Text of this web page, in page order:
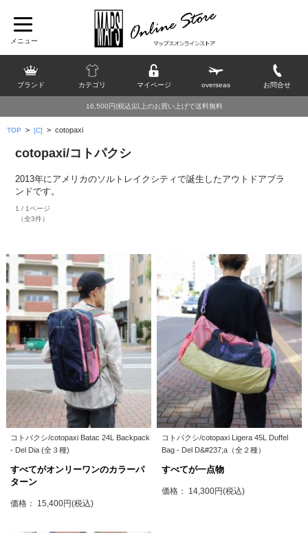
ブランド カテゴリ マイページ overseas お問合せ
16,500円(税込)以上のお買い上げで送料無料
TOP > [C] > cotopaxi
cotopaxi/コトパクシ
2013年にアメリカのソルトレイクシティで誕生したアウトドアブラ
ンドです。
1 / 1ページ
（全3件）
コトパクシ/cotopaxi Batac 24L Backpack
- Del Dia (全３種)
すべてがオンリーワンのカラーパ
ターン
価格： 15,400円(税込)
コトパクシ/cotopaxi Ligera 45L Duffel
Bag - Del D&#237;a（全２種）
すべてが一点物
価格： 14,300円(税込)